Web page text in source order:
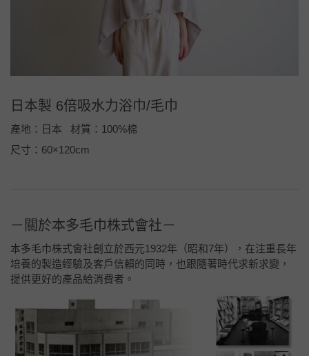
日本製 6倍吸水力浴巾/毛巾
產地：日本 材質：100%棉
尺寸：60×120cm
－關於本多毛巾株式會社－
本多毛巾株式會社創立於西元1932年（昭和7年），在注重長年
培養的製造經驗及客戶信賴的同時，也跟隨著時代求新求變，
提供更好的產品給消費者。